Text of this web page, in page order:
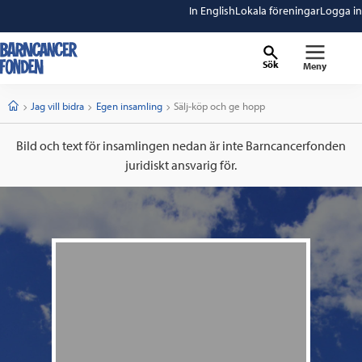
In EnglishLokala föreningarLogga in
Sök Meny
StartJag vill bidra Egen insamling Current:
Sälj-köp och ge hopp
Bild och text för insamlingen nedan är inte Barncancerfonden
juridiskt ansvarig för.